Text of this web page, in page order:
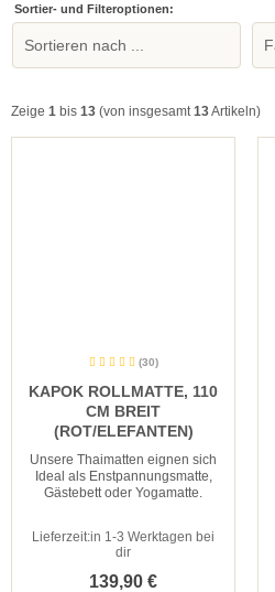
Sortier- und Filteroptionen:
Zeige 1 bis 13 (von insgesamt13Artikeln)
(30)
KAPOK ROLLMATTE, 110
CM BREIT
(ROT/ELEFANTEN)
Unsere Thaimatten eignen sich
Ideal als Enstpannungsmatte,
Gästebett oder Yogamatte.
Lieferzeit:in 1-3 Werktagen bei
dir
139,90 €